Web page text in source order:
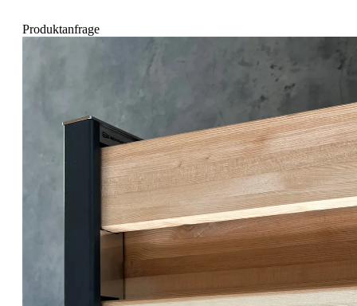
Produktanfrage